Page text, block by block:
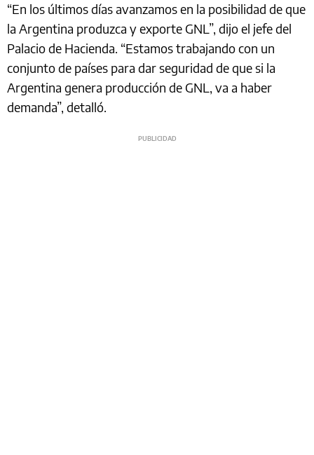
“En los últimos días avanzamos en la posibilidad de que
la Argentina produzca y exporte GNL”, dijo el jefe del
Palacio de Hacienda. “Estamos trabajando con un
conjunto de países para dar seguridad de que si la
Argentina genera producción de GNL, va a haber
demanda”, detalló.